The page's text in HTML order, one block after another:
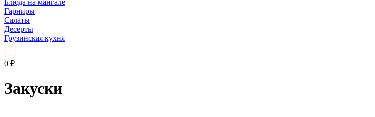
Блюда на мангале
Гарниры
Салаты
Десерты
Грузинская кухня
0 ₽
Закуски